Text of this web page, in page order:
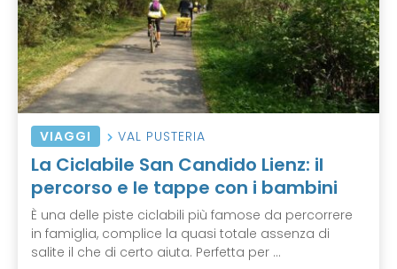
VIAGGI VAL PUSTERIA
La Ciclabile San Candido Lienz: il
percorso e le tappe con i bambini
È una delle piste ciclabili più famose da percorrere
in famiglia, complice la quasi totale assenza di
salite il che di certo aiuta. Perfetta per ...